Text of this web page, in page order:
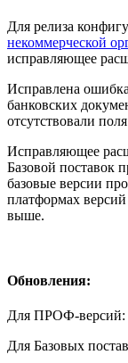
Для релиза
некоммерческой
исправляющее
Исправлена
банковских
отсутствовали
Исправляющее
Базовой поставок
базовые версии
платформах
выше.
Обновления:
Для ПРОФ-версий:
Для Базовых